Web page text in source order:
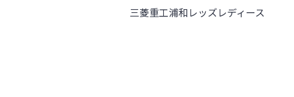
三菱重工浦和レッズレディース